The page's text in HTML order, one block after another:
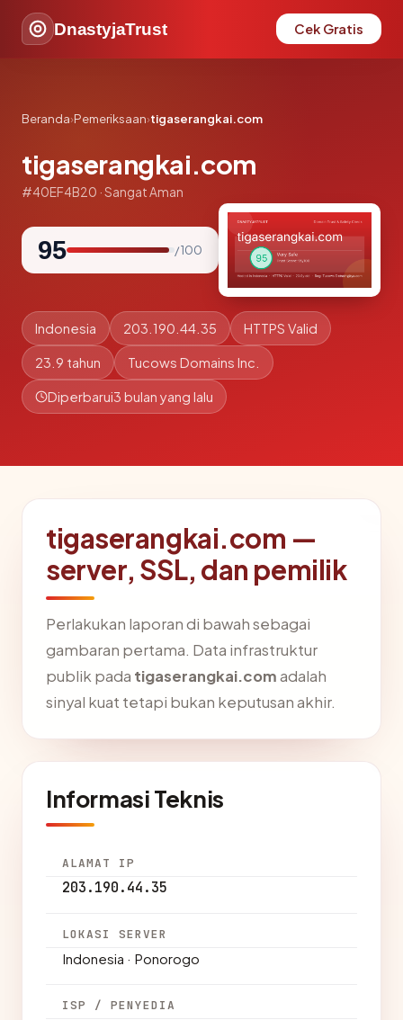
DnastyjaTrust Cek Gratis
Beranda›Pemeriksaan›tigaserangkai.com
tigaserangkai.com
#40EF4B20 · Sangat Aman
95 / 100
Indonesia 203.190.44.35 HTTPS Valid
23.9 tahun Tucows Domains Inc.
Diperbarui3 bulan yang lalu
tigaserangkai.com —
server, SSL, dan pemilik
Perlakukan laporan di bawah sebagai
gambaran pertama. Data infrastruktur
publik pada tigaserangkai.comadalah
sinyal kuat tetapi bukan keputusan akhir.
Informasi Teknis
ALAMAT IP
203.190.44.35
LOKASI SERVER
Indonesia · Ponorogo
ISP / PENYEDIA